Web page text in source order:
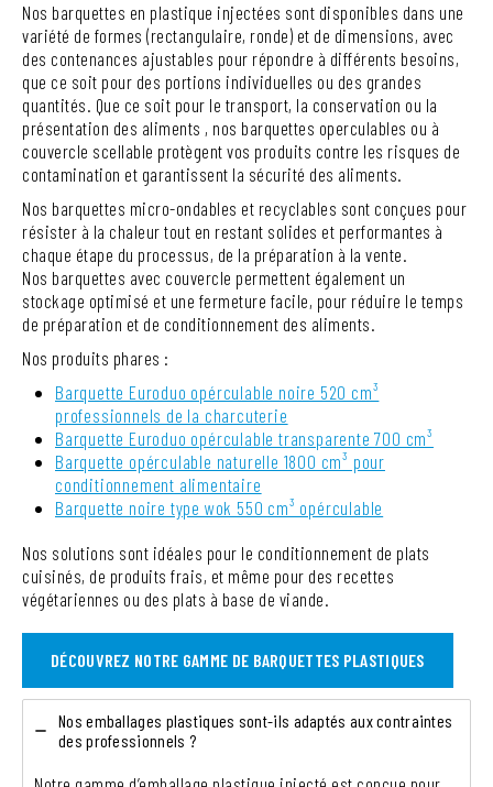
Nos barquettes en plastique injectées sont disponibles dans une
variété de formes (rectangulaire, ronde) et de dimensions, avec
des contenances ajustables pour répondre à différents besoins,
que ce soit pour des portions individuelles ou des grandes
quantités. Que ce soit pour le transport, la conservation ou la
présentation des aliments , nos barquettes operculables ou à
couvercle scellable protègent vos produits contre les risques de
contamination et garantissent la sécurité des aliments.
Nos barquettes micro-ondables et recyclables sont conçues pour
résister à la chaleur tout en restant solides et performantes à
chaque étape du processus, de la préparation à la vente.
Nos barquettes avec couvercle permettent également un
stockage optimisé et une fermeture facile, pour réduire le temps
de préparation et de conditionnement des aliments.
Nos produits phares :
Barquette Euroduo opérculable noire 520 cm³
professionnels de la charcuterie
Barquette Euroduo opérculable transparente 700 cm³
Barquette opérculable naturelle 1800 cm³ pour
conditionnement alimentaire
Barquette noire type wok 550 cm³ opérculable
Nos solutions sont idéales pour le conditionnement de plats
cuisinés, de produits frais, et même pour des recettes
végétariennes ou des plats à base de viande.
DÉCOUVREZ NOTRE GAMME DE BARQUETTES PLASTIQUES
Nos emballages plastiques sont-ils adaptés aux contraintes
des professionnels ?